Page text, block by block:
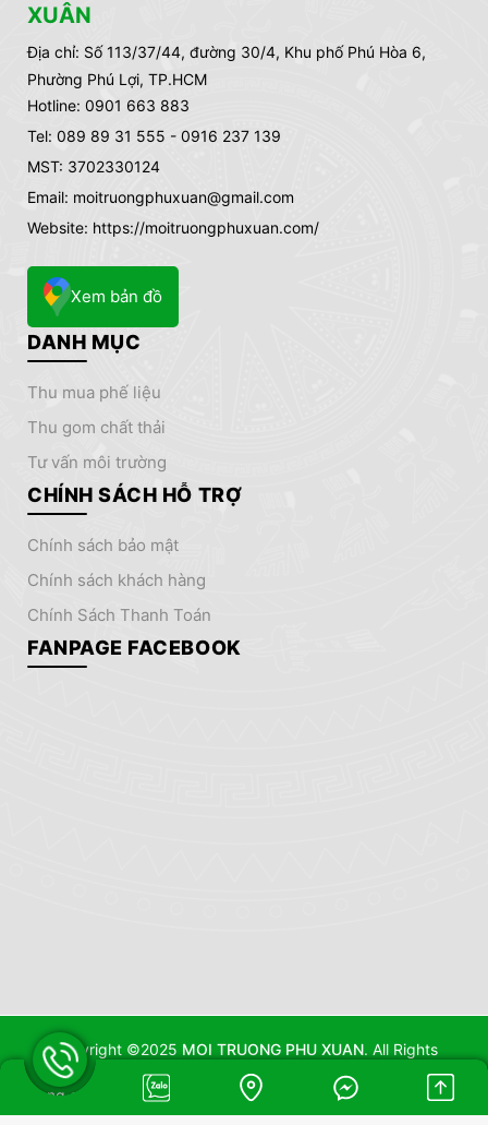
XUÂN
Địa chỉ: Số 113/37/44, đường 30/4, Khu phố Phú Hòa 6,
Phường Phú Lợi, TP.HCM
Hotline: 0901 663 883
Tel: 089 89 31 555 - 0916 237 139
MST: 3702330124
Email: moitruongphuxuan@gmail.com
Website: https://moitruongphuxuan.com/
Xem bản đồ
DANH MỤC
thu mua phế liệu
thu gom chất thải
tư vấn môi trường
CHÍNH SÁCH HỖ TRỢ
chính sách bảo mật
chính sách khách hàng
Chính Sách Thanh Toán
FANPAGE FACEBOOK
Copyright ©2025 MOI TRUONG PHU XUAN. All Rights
Reserved. Thiết kế Website MIMA
Đang online: 7
Hôm nay: 100|Tổng truy cập: 105163